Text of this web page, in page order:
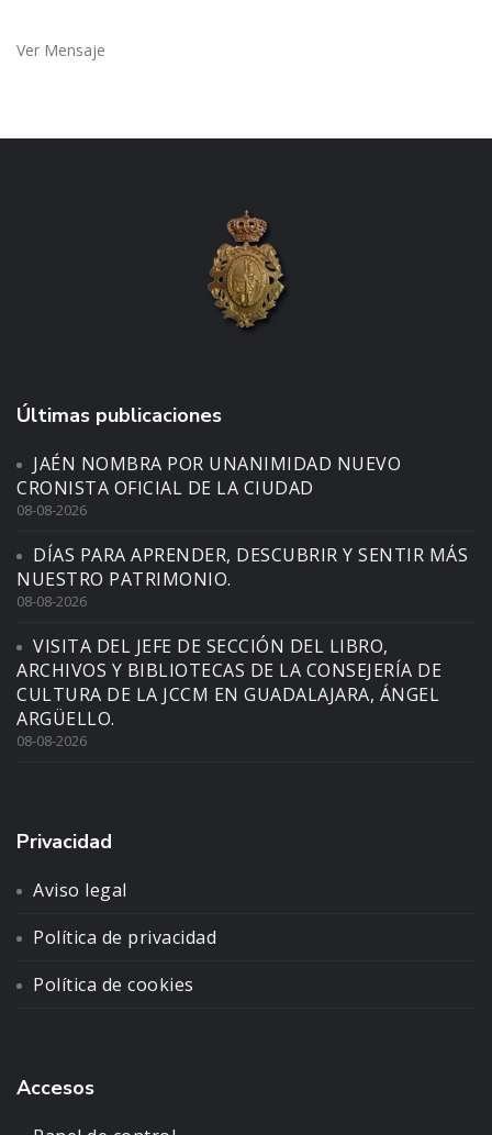
Ver Mensaje
Últimas publicaciones
JAÉN NOMBRA POR UNANIMIDAD NUEVO
CRONISTA OFICIAL DE LA CIUDAD
08-08-2026
DÍAS PARA APRENDER, DESCUBRIR Y SENTIR MÁS
NUESTRO PATRIMONIO.
08-08-2026
VISITA DEL JEFE DE SECCIÓN DEL LIBRO,
ARCHIVOS Y BIBLIOTECAS DE LA CONSEJERÍA DE
CULTURA DE LA JCCM EN GUADALAJARA, ÁNGEL
ARGÜELLO.
08-08-2026
Privacidad
Aviso legal
Política de privacidad
Política de cookies
Accesos